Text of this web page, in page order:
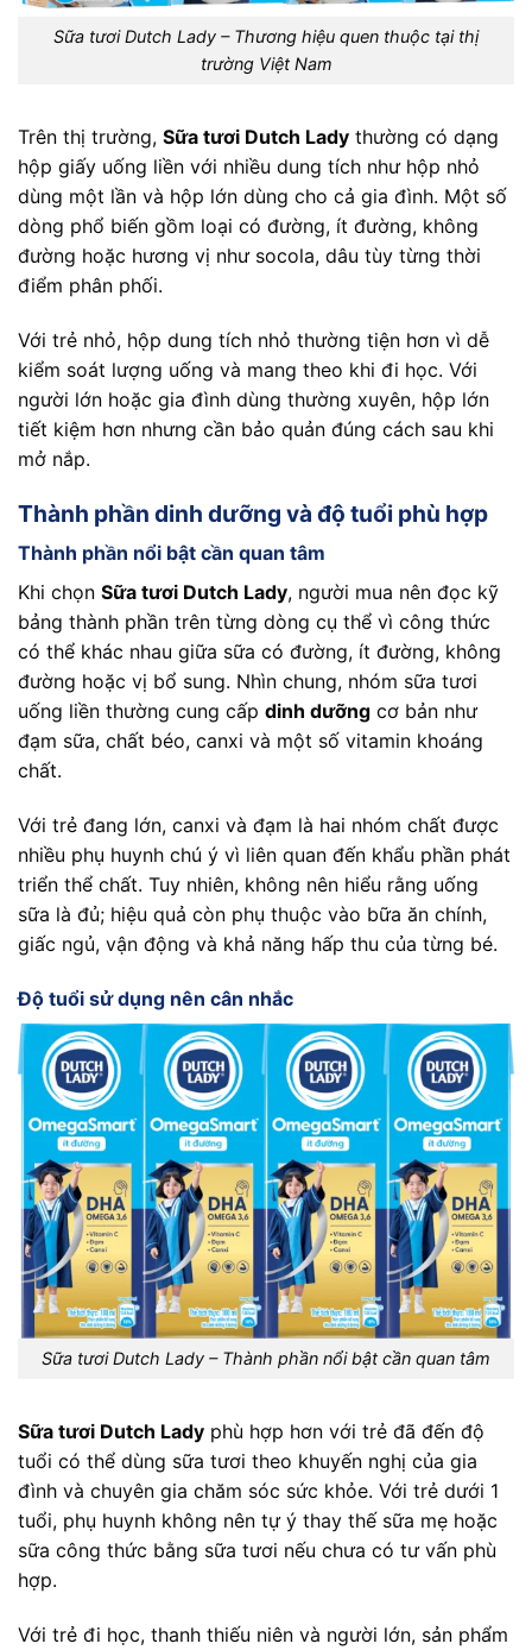
Sữa tươi Dutch Lady – Thương hiệu quen thuộc tại thị
trường Việt Nam
Trên thị trường, Sữa tươi Dutch Lady thường có dạng
hộp giấy uống liền với nhiều dung tích như hộp nhỏ
dùng một lần và hộp lớn dùng cho cả gia đình. Một số
dòng phổ biến gồm loại có đường, ít đường, không
đường hoặc hương vị như socola, dâu tùy từng thời
điểm phân phối.
Với trẻ nhỏ, hộp dung tích nhỏ thường tiện hơn vì dễ
kiểm soát lượng uống và mang theo khi đi học. Với
người lớn hoặc gia đình dùng thường xuyên, hộp lớn
tiết kiệm hơn nhưng cần bảo quản đúng cách sau khi
mở nắp.
Thành phần dinh dưỡng và độ tuổi phù hợp
Thành phần nổi bật cần quan tâm
Khi chọn Sữa tươi Dutch Lady, người mua nên đọc kỹ
bảng thành phần trên từng dòng cụ thể vì công thức
có thể khác nhau giữa sữa có đường, ít đường, không
đường hoặc vị bổ sung. Nhìn chung, nhóm sữa tươi
uống liền thường cung cấp dinh dưỡng cơ bản như
đạm sữa, chất béo, canxi và một số vitamin khoáng
chất.
Với trẻ đang lớn, canxi và đạm là hai nhóm chất được
nhiều phụ huynh chú ý vì liên quan đến khẩu phần phát
triển thể chất. Tuy nhiên, không nên hiểu rằng uống
sữa là đủ; hiệu quả còn phụ thuộc vào bữa ăn chính,
giấc ngủ, vận động và khả năng hấp thu của từng bé.
Độ tuổi sử dụng nên cân nhắc
Sữa tươi Dutch Lady – Thành phần nổi bật cần quan tâm
Sữa tươi Dutch Lady phù hợp hơn với trẻ đã đến độ
tuổi có thể dùng sữa tươi theo khuyến nghị của gia
đình và chuyên gia chăm sóc sức khỏe. Với trẻ dưới 1
tuổi, phụ huynh không nên tự ý thay thế sữa mẹ hoặc
sữa công thức bằng sữa tươi nếu chưa có tư vấn phù
hợp.
Với trẻ đi học, thanh thiếu niên và người lớn, sản phẩm